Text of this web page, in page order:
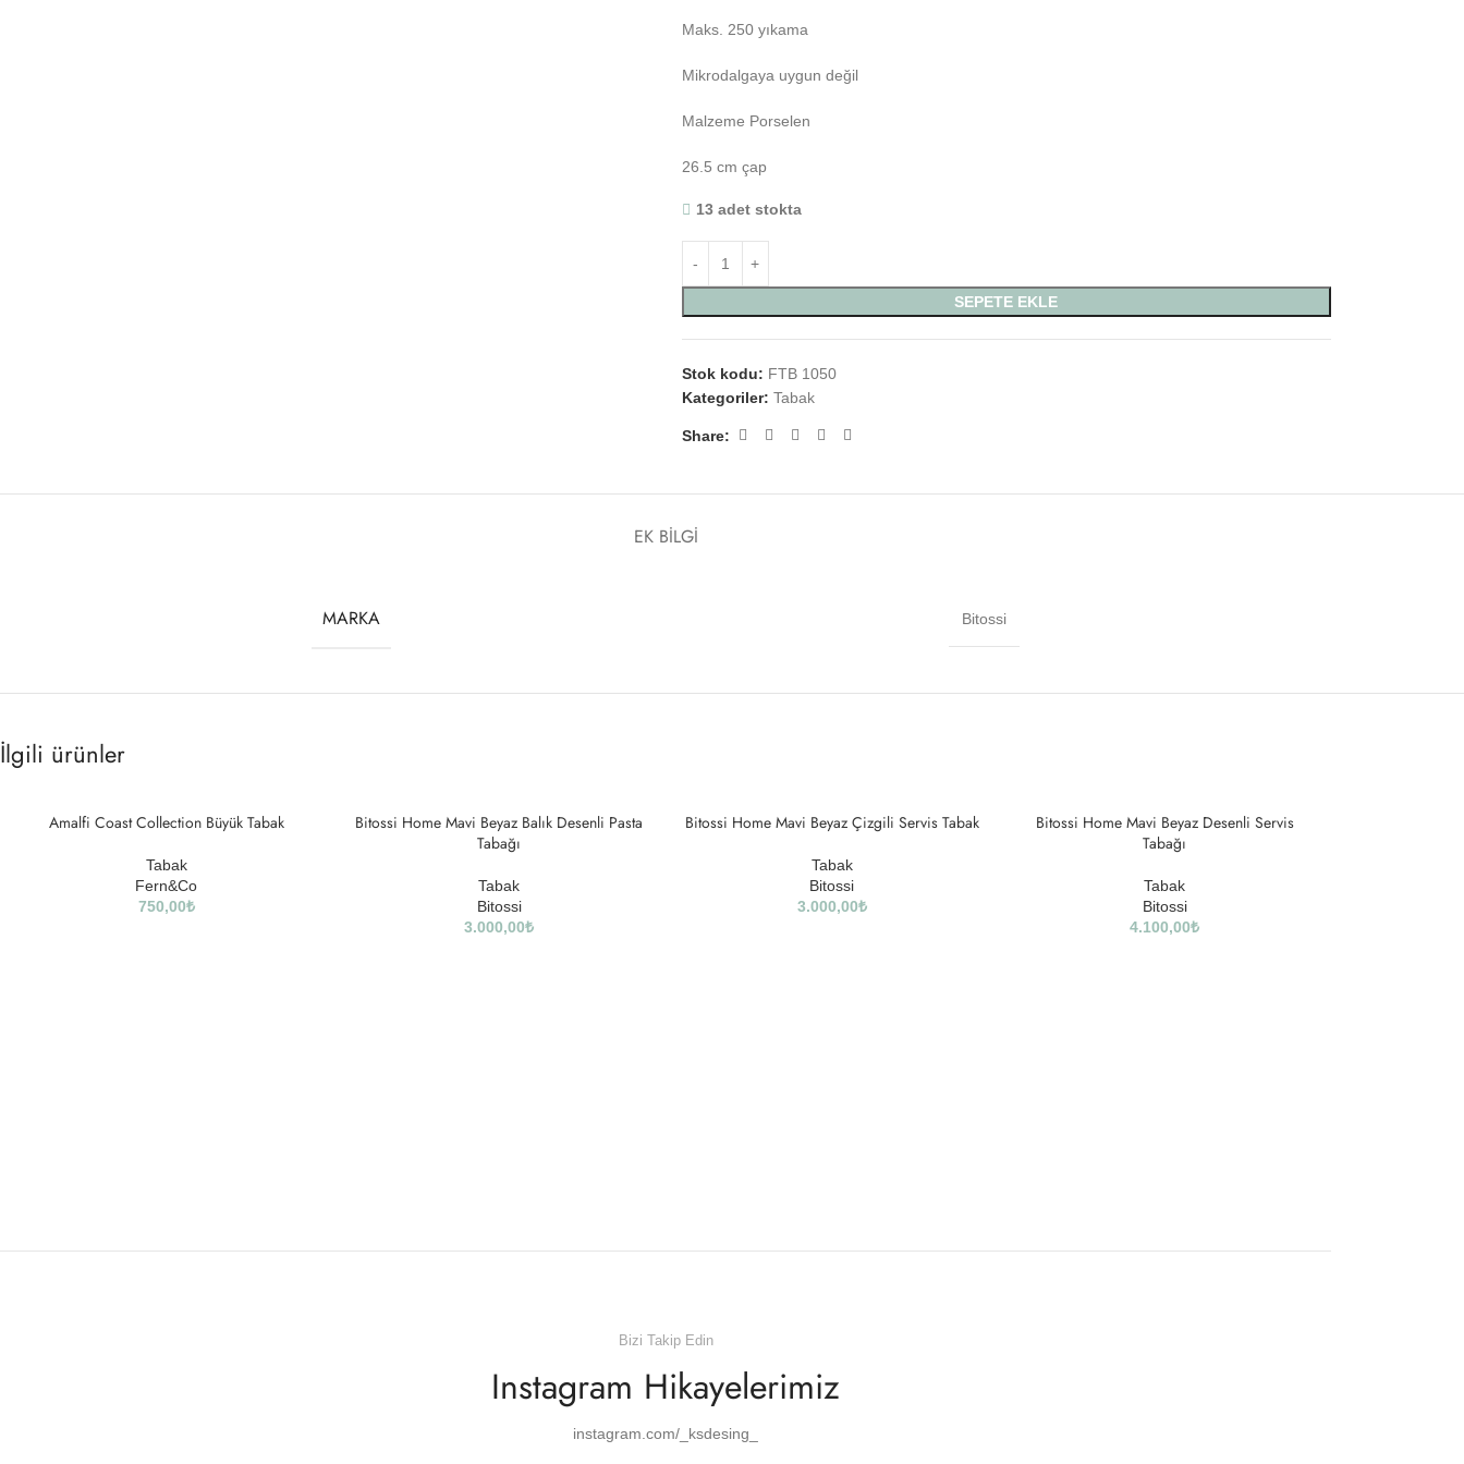
Maks. 250 yıkama
Mikrodalgaya uygun değil
Malzeme Porselen
26.5 cm çap
13 adet stokta
SEPETE EKLE
Stok kodu: FTB 1050
Kategoriler: Tabak
Share:
EK BILGI
MARKA Bitossi
İlgili ürünler
Amalfi Coast Collection Büyük Tabak
Tabak
Fern&Co
750,00₺
SOLD
Bitossi Home Mavi Beyaz Balık Desenli Pasta
Tabağı
Tabak
Bitossi
3.000,00₺
SOLD
Bitossi Home Mavi Beyaz Çizgili Servis Tabak
Tabak
Bitossi
3.000,00₺
Bitossi Home Mavi Beyaz Desenli Servis
Tabağı
Tabak
Bitossi
4.100,00₺
Bizi Takip Edin
Instagram Hikayelerimiz
instagram.com/_ksdesing_